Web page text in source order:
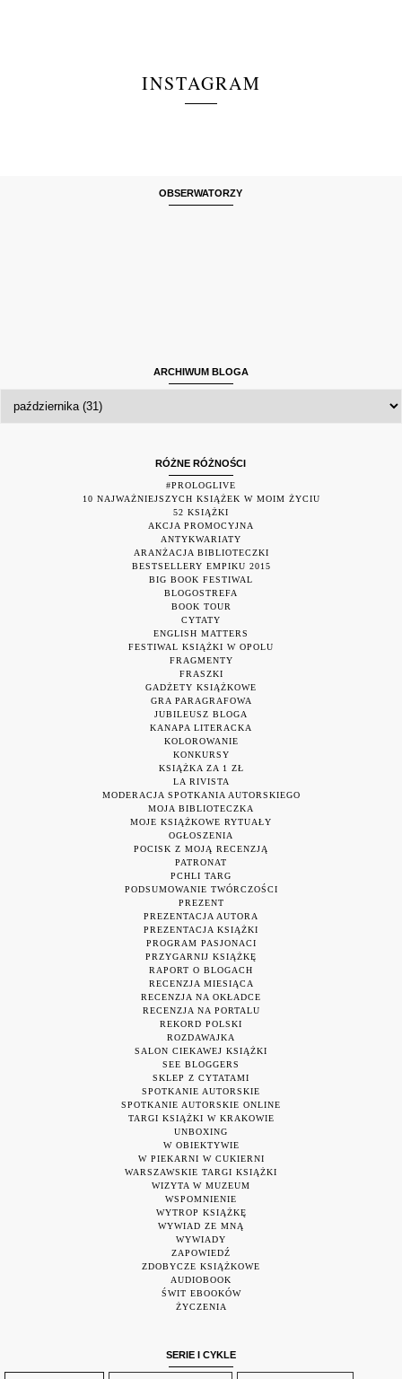
INSTAGRAM
OBSERWATORZY
ARCHIWUM BLOGA
RÓŻNE RÓŻNOŚCI
#PROLOGLIVE
10 NAJWAŻNIEJSZYCH KSIĄŻEK W MOIM ŻYCIU
52 KSIĄŻKI
AKCJA PROMOCYJNA
ANTYKWARIATY
ARANŻACJA BIBLIOTECZKI
BESTSELLERY EMPIKU 2015
BIG BOOK FESTIWAL
BLOGOSTREFA
BOOK TOUR
CYTATY
ENGLISH MATTERS
FESTIWAL KSIĄŻKI W OPOLU
FRAGMENTY
FRASZKI
GADŻETY KSIĄŻKOWE
GRA PARAGRAFOWA
JUBILEUSZ BLOGA
KANAPA LITERACKA
KOLOROWANIE
KONKURSY
KSIĄŻKA ZA 1 ZŁ
LA RIVISTA
MODERACJA SPOTKANIA AUTORSKIEGO
MOJA BIBLIOTECZKA
MOJE KSIĄŻKOWE RYTUAŁY
OGŁOSZENIA
POCISK Z MOJĄ RECENZJĄ
PATRONAT
PCHLI TARG
PODSUMOWANIE TWÓRCZOŚCI
PREZENT
PREZENTACJA AUTORA
PREZENTACJA KSIĄŻKI
PROGRAM PASJONACI
PRZYGARNIJ KSIĄŻKĘ
RAPORT O BLOGACH
RECENZJA MIESIĄCA
RECENZJA NA OKŁADCE
RECENZJA NA PORTALU
REKORD POLSKI
ROZDAWAJKA
SALON CIEKAWEJ KSIĄŻKI
SEE BLOGGERS
SKLEP Z CYTATAMI
SPOTKANIE AUTORSKIE
SPOTKANIE AUTORSKIE ONLINE
TARGI KSIĄŻKI W KRAKOWIE
UNBOXING
W OBIEKTYWIE
W PIEKARNI W CUKIERNI
WARSZAWSKIE TARGI KSIĄŻKI
WIZYTA W MUZEUM
WSPOMNIENIE
WYTROP KSIĄŻKĘ
WYWIAD ZE MNĄ
WYWIADY
ZAPOWIEDŹ
ZDOBYCZE KSIĄŻKOWE
AUDIOBOOK
ŚWIT EBOOKÓW
ŻYCZENIA
SERIE I CYKLE